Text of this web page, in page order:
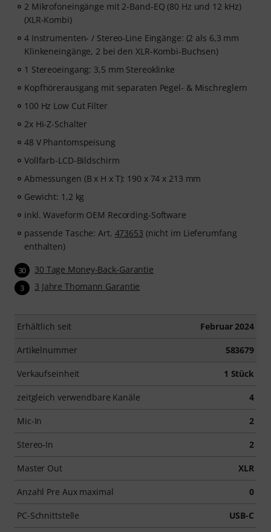
2 Mikrofoneingänge mit 2-Band-EQ (80 Hz und 12 kHz)
(XLR-Kombi)
4 Instrumenten- / Stereo-Line Eingänge: (2 als 6,3 mm
Klinkeneingänge, 2 bei den XLR-Kombi-Buchsen)
1 Stereoeingang: 3,5 mm Stereoklinke
Kopfhörerausgang mit separaten Pegel- & Mischreglern
100 Hz Low Cut Filter
2x Hi-Z-Schalter
48 V Phantomspeisung
Vollfarb-LCD-Bildschirm
Abmessungen (B x H x T): 190 x 74 x 213 mm
Gewicht: 1,2 kg
inkl. Waveform OEM Recording-Software
passende Tasche: Art. 473653 (nicht im Lieferumfang
enthalten)
30 30 Tage Money-Back-Garantie
3 3 Jahre Thomann Garantie
Erhältlich seit Februar 2024
Artikelnummer 583679
Verkaufseinheit 1 Stück
zeitgleich verwendbare Kanäle 4
Mic-In 2
Stereo-In 2
Master Out XLR
Anzahl Pre Aux maximal 0
PC-Schnittstelle USB-C